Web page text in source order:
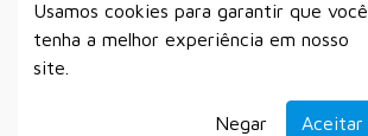
Usamos cookies para garantir que você
tenha a melhor experiência em nosso
site.
Negar Aceitar